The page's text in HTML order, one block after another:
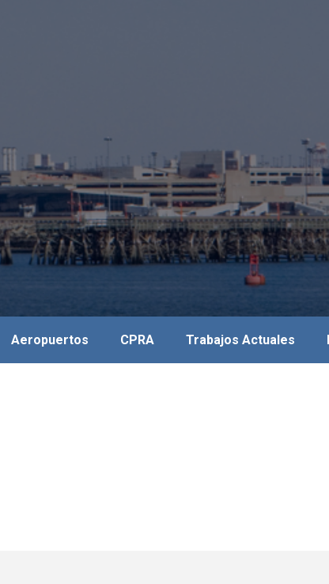
Aeropuertos CPRA Trabajos Actuales